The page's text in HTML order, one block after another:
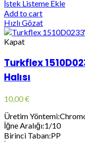
İstek Listeme Ekle
Add to cart
Hızlı Gözat
Kapat
Turkflex
Halısı
10,00€
Üretim
İğne Aralığı:1/10
Birinci Taban:PP